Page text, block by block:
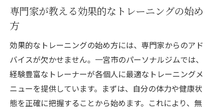
専門家が教える効果的なトレーニングの始め
方
効果的なトレーニングの始め方には、専門家からのアド
バイスが欠かせません。一宮市のパーソナルジムでは、
経験豊富なトレーナーが各個人に最適なトレーニングメ
ニューを提供しています。まずは、自分の体力や健康状
態を正確に把握することから始めます。これにより、無